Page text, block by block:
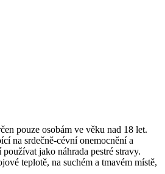
pouze osobám ve věku nad 18 let.
na srdečně-cévní onemocnění a
používat jako náhrada pestré stravy.
teplotě, na suchém a tmavém místě,